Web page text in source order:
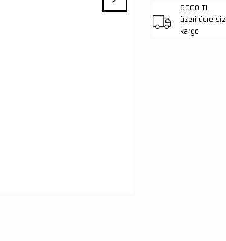
6000 TL
üzeri ücretsiz
kargo